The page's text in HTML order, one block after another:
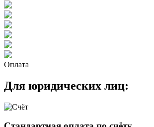
Оплата
Для юридических лиц: